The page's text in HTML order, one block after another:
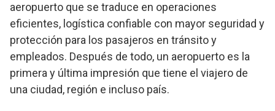
aeropuerto que se traduce en operaciones
eficientes, logística confiable con mayor seguridad y
protección para los pasajeros en tránsito y
empleados. Después de todo, un aeropuerto es la
primera y última impresión que tiene el viajero de
una ciudad, región e incluso país.